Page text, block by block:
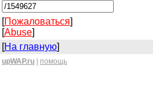
[Пожаловаться]
[Abuse]
[На главную]
upWAP.ru помощь